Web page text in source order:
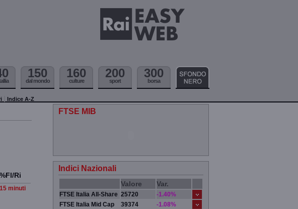
150
dal mondo
160
culture
200
sport
300
borsa
Indice A-Z
%Fl/Ri
minuti
FTSE MIB
Indici Nazionali
Valore Var.
FTSE Italia All-Share 25720
-1.40%
FTSE Italia Mid Cap
39374
-1.08%